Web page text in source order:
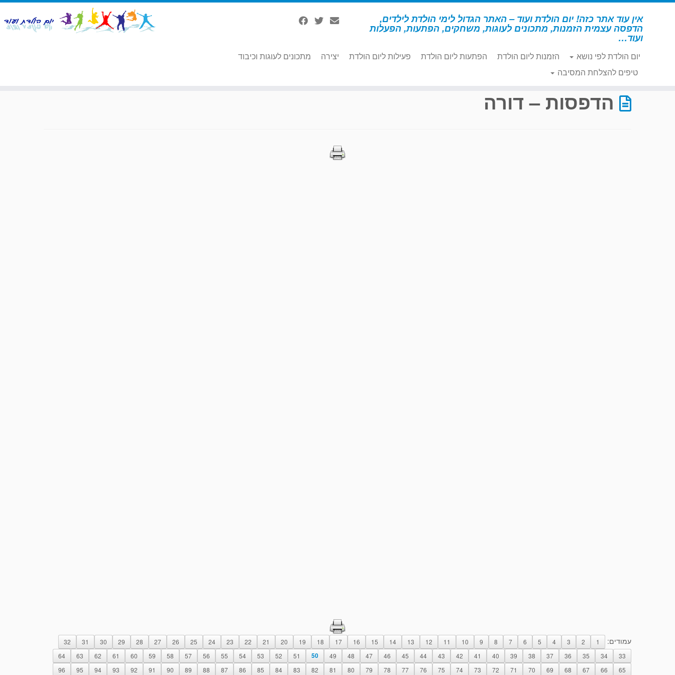
דלג
אין עוד אתר כזה! יום הולדת ועוד – האתר הגדול לימי הולדת לילדים,
הדפסה עצמית הזמנות, מתכונים לעוגות, משחקים, הפתעות, הפעלות
ועוד…
יום הולדת לפי נושא הזמנות ליום הולדת הפתעות ליום הולדת פעילות ליום הולדת יצירה
מתכונים לעוגות וכיבוד
טיפים להצלחת המסיבה
דף הבית » הדפסות – דורה
הדפסות – דורה
עמודים: 1
2
3
4
5
6
7
8
9
10
11
12
13
14
15
16
17
18
19
20
21
22
23
24
25
26
27
28
29
30
31
32
33
34
35
36
37
38
39
40
41
42
43
44
45
46
47
48
49
50
51
52
53
54
55
56
57
58
59
60
61
62
63
64
65
66
67
68
69
70
71
72
73
74
75
76
77
78
79
80
81
82
83
84
85
86
87
88
89
90
91
92
93
94
95
96